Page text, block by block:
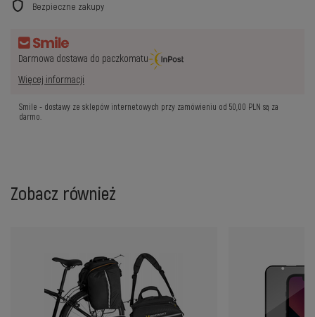
Bezpieczne zakupy
Darmowa dostawa do paczkomatu
Więcej informacji
Smile - dostawy ze sklepów internetowych przy zamówieniu od50,00 PLN są za
darmo.
Zobacz również